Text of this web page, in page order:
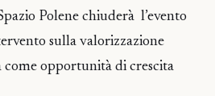
Polene chiuderà l’evento
sulla valorizzazione
opportunità di crescita